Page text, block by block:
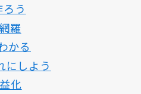
う
羅
かる
にしよう
化